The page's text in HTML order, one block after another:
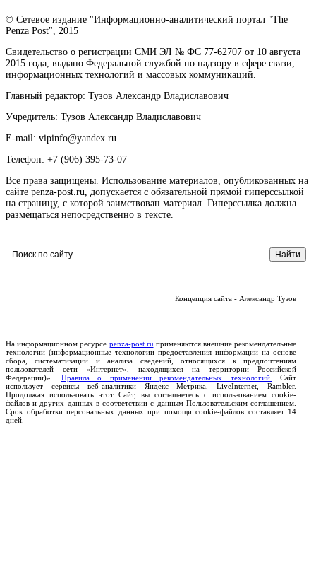
© Сетевое издание "Информационно-аналитический портал "The
Penza Post", 2015
Свидетельство о регистрации СМИ ЭЛ № ФС 77-62707 от 10 августа
2015 года, выдано Федеральной службой по надзору в сфере связи,
информационных технологий и массовых коммуникаций.
Главный редактор: Тузов Александр Владиславович
Учредитель: Тузов Александр Владиславович
E-mail: vipinfo@yandex.ru
Телефон: +7 (906) 395-73-07
Все права защищены. Использование материалов, опубликованных на
сайте penza-post.ru, допускается с обязательной прямой гиперссылкой
на страницу, с которой заимствован материал. Гиперссылка должна
размещаться непосредственно в тексте.
Концепция сайта - Александр Тузов
На информационном ресурсе penza-post.ru применяются внешние рекомендательные
технологии (информационные технологии предоставления информации на основе
сбора, систематизации и анализа сведений, относящихся к предпочтениям
пользователей сети «Интернет», находящихся на территории Российской
Федерации)». Правила о применении рекомендательных технологий.
Сайт
использует сервисы веб-аналитики Яндекс Метрика, LiveInternet, Rambler.
Продолжая использовать этот Сайт, вы соглашаетесь с использованием cookie-
файлов и других данных в соответствии с данным Пользовательским соглашением.
Срок обработки персональных данных при помощи cookie-файлов составляет 14
дней.